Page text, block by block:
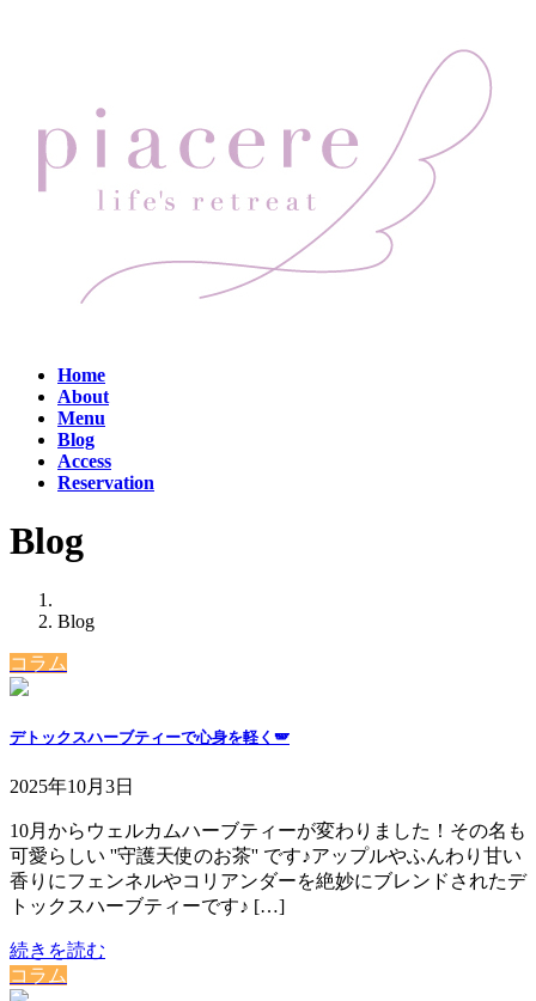
Home
About
Menu
Blog
Access
Reservation
Blog
Blog
コラム
デトックスハーブティーで心身を軽く🪽
2025年10月3日
⁡10月からウェルカムハーブティーが変わりました！⁡⁡⁡その名も
可愛らしい ''守護天使のお茶'' です♪⁡⁡⁡アップルやふんわり甘い
香りにフェンネルやコリアンダーを絶妙にブレンドされたデ
トックスハーブティーです♪⁡⁡ […]
続きを読む
コラム